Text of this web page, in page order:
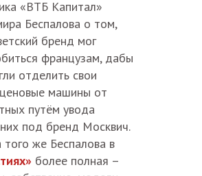
«ВТБ Капитал»
Беспалова о том,
бренд мог
французам, дабы
отделить свои
машины от
путём увода
под бренд Москвич.
того же Беспалова в
более полная –